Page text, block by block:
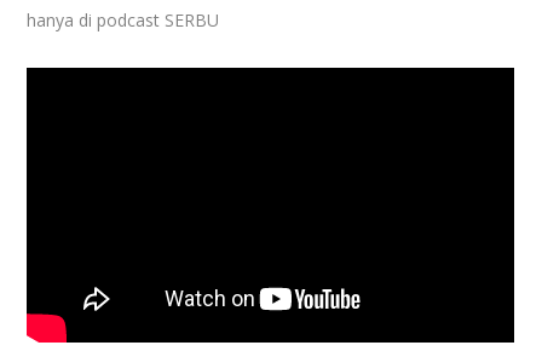
hanya di podcast SERBU